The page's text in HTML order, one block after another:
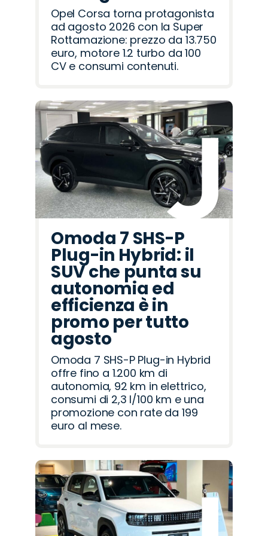
Opel Corsa torna protagonista
ad agosto 2026 con la Super
Rottamazione: prezzo da 13.750
euro, motore 1.2 turbo da 100
CV e consumi contenuti.
Omoda 7 SHS-P
Plug-in Hybrid: il
SUV che punta su
autonomia ed
efficienza è in
promo per tutto
agosto
Omoda 7 SHS-P Plug-in Hybrid
offre fino a 1.200 km di
autonomia, 92 km in elettrico,
consumi di 2,3 l/100 km e una
promozione con rate da 199
euro al mese.